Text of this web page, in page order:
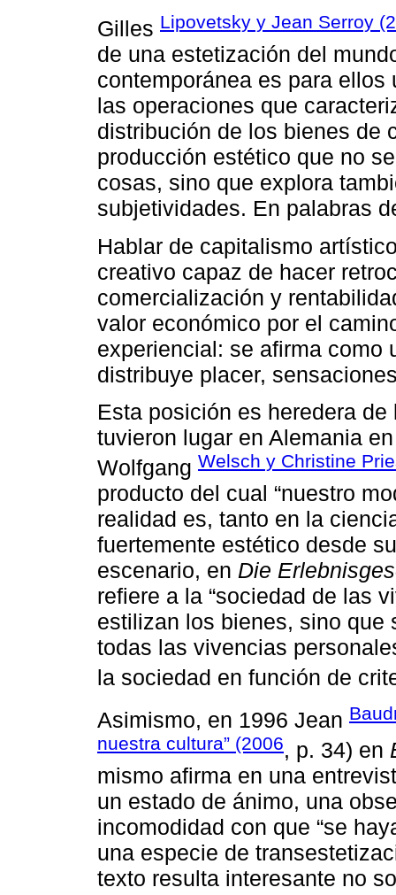
Gilles Lipovetsky y Jean Serroy
de una estetización del
contemporánea es para
las operaciones que
distribución de los bienes de
producción estético que no
cosas, sino que explora
subjetividades. En palabras
Hablar de capitalismo
creativo capaz de hacer
comercialización y
valor económico por el
experiencial: se afirma como
distribuye placer,
Esta posición es heredera
tuvieron lugar en Alemania
Wolfgang Welsch y Christine
producto del cual “nuestro
realidad es, tanto en la
fuertemente estético desde
escenario, en Die
refiere a la “sociedad de las
estilizan los bienes, sino que
todas las vivencias
la sociedad en función de
Asimismo, en 1996 Jean
nuestra cultura” (2006, p. 34) en
mismo afirma en una
un estado de ánimo, una
incomodidad con que “se
una especie de
texto resulta interesante no